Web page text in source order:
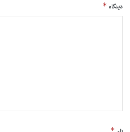
دیدگاه *